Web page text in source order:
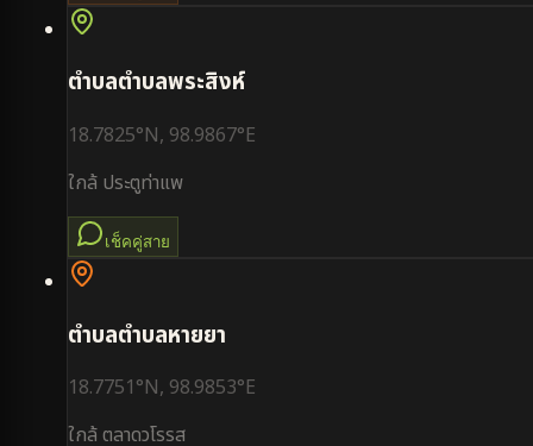
ตำบลตำบลพระสิงห์
18.7825°N, 98.9867°E
ใกล้ ประตูท่าแพ
เช็คคู่สาย
ตำบลตำบลหายยา
18.7751°N, 98.9853°E
ใกล้ตลาดวโรรส